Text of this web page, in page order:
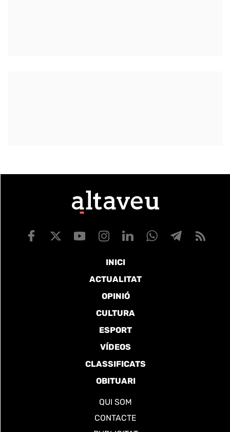
INICI
ACTUALITAT
OPINIÓ
CULTURA
ESPORT
VÍDEOS
CLASSIFICATS
OBITUARI
QUI SOM
CONTACTE